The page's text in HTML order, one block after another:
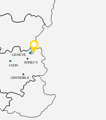
LYON
ANNECY
GRENOBLE
GENÈVE